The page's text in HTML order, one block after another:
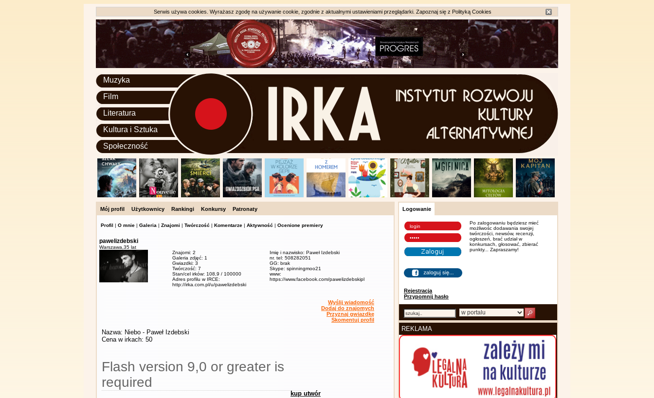
Serwis używa cookies. Wyrażasz zgodę na używanie cookie, zgodnie z aktualnymi ustawieniami przeglądarki. Zapoznaj się z Polityką Cookies
Muzyka
Film
Literatura
Kultura i Sztuka
Społeczność
Mój profil Użytkownicy Rankingi Konkursy Patronaty
Profil | O mnie | Galeria | Znajomi | Twórczość | Komentarze | Aktywność | Ocenione premiery
pawelizdebski
Warszawa, 35 lat
Znajomi: 2
Galeria zdjęć: 1
Gwiazdki: 3
Twórczość: 7
Stan/cel irków: 108,9 / 100000
Adres profilu w IRCE:
http://irka.com.pl/u/pawelizdebski
Imię i nazwisko: Paweł Izdebski
nr. tel: 508282051
GG: brak
Skype: spinningmoo21
www:
https://www.facebook.com/pawelizdebskipl
Wyślij wiadomość
Dodaj do znajomych
Przyznaj gwiazdkę
Skomentuj profil
Nazwa: Niebo - Paweł Izdebski
Cena w irkach: 50
Flash version 9,0 or greater is
required
kup utwór
Logowanie
Rejestracja
Przypomnij hasło
Po zalogowaniu będziesz mieć
możliwośc dodawania swojej
twórczości, newsów, recenzji,
ogłoszeń, brać udział w
konkursach, głosować, zbierać
punkty... Zapraszamy!
REKLAMA